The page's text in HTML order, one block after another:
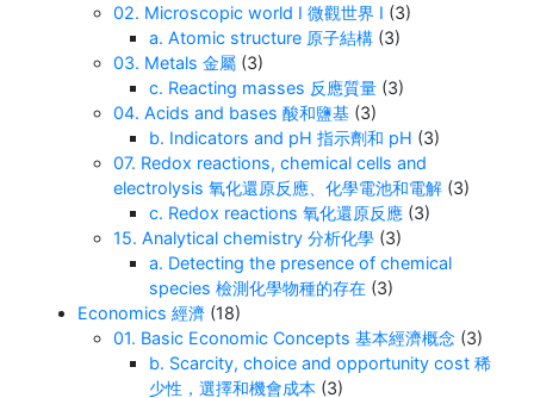
02. Microscopic world I 微觀世界 I (3)
a. Atomic structure 原子結構 (3)
03. Metals 金屬 (3)
c. Reacting masses 反應質量 (3)
04. Acids and bases 酸和鹽基 (3)
b. Indicators and pH 指示劑和 pH (3)
07. Redox reactions, chemical cells and
electrolysis 氧化還原反應、化學電池和電解 (3)
c. Redox reactions 氧化還原反應 (3)
15. Analytical chemistry 分析化學 (3)
a. Detecting the presence of chemical
species 檢測化學物種的存在 (3)
Economics 經濟 (18)
01. Basic Economic Concepts 基本經濟概念 (3)
b. Scarcity, choice and opportunity cost 稀
少性，選擇和機會成本 (3)